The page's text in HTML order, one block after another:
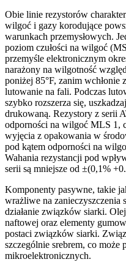
Obie linie rezystorów
wilgoć i gazy korodujące
warunkach przemysłowych.
poziom czułości na wilgoć
przemyśle elektronicznym
narażony na wilgotność
poniżej 85°F, zanim
lutowanie na fali. Podczas
szybko rozszerza się,
drukowaną. Rezystory z serii
odporności na wilgoć MLS 1,
wyjęcia z opakowania w
pod kątem odporności na
Wahania rezystancji pod
serii są mniejsze od ±(0,1%
Komponenty pasywne, takie
wrażliwe na zanieczyszczenia
działanie związków siarki.
naftowej oraz elementy
postaci związków siarki.
szczególnie srebrem, co
mikroelektronicznych.